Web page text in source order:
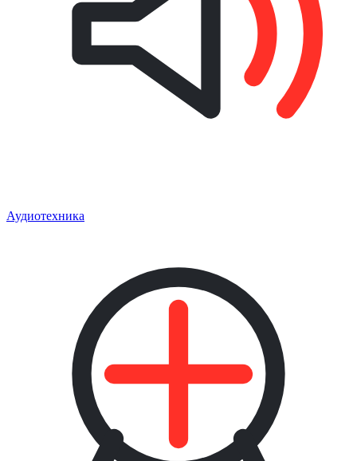
Аудиотехника